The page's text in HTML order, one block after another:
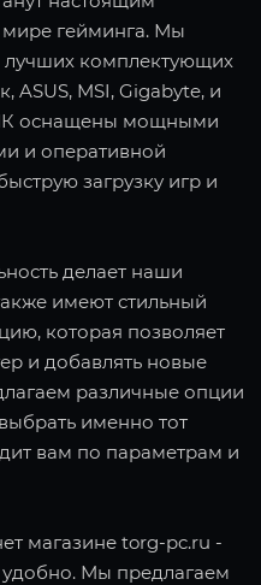
мире гейминга. Мы
комплектующих
ASUS, MSI, Gigabyte, и
оснащены мощными
и оперативной
загрузку игр и
делает наши
имеют стильный
которая позволяет
и добавлять новые
различные опции
именно тот
вам по параметрам и
магазине torg-pc.ru -
удобно. Мы предлагаем